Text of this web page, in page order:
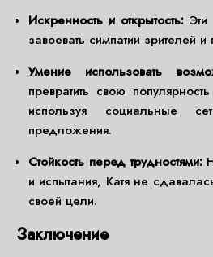
Искренность и открытость:
завоевать симпатии зрителей
Умение использовать
превратить свою
используя социальные
предложения.
Стойкость перед трудностями:
и испытания, Катя не
своей цели.
Заключение